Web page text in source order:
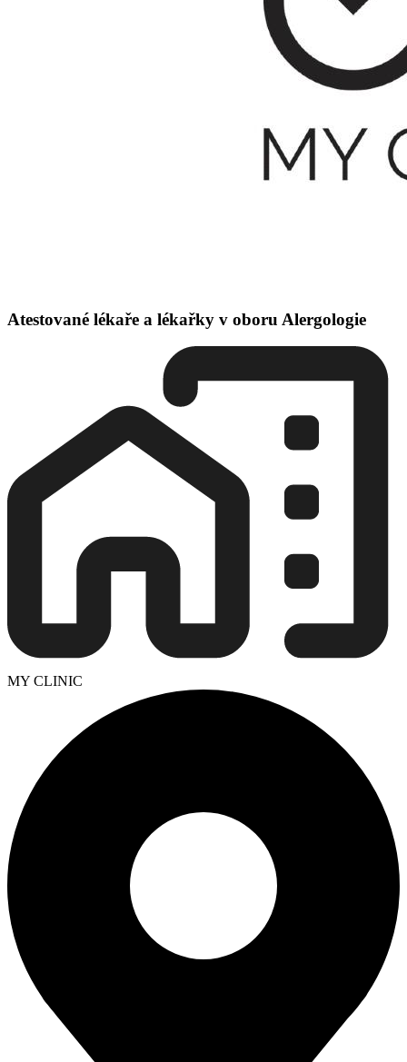
Atestované lékaře a lékařky v oboru Alergologie
MY CLINIC